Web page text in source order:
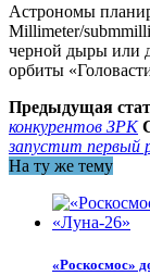
Астрономы
Millimeter/
черной дыры или
орбиты
Предыдущая
конкурентов ЗРК
запустит первый
На ту же тему
«Роскосмос»